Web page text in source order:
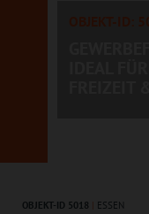
OBJEKT-ID 5018 ESSEN